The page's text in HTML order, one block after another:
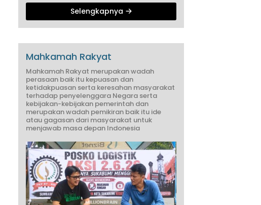
Selengkapnya
Mahkamah Rakyat
Mahkamah Rakyat merupakan wadah
perasaan baik itu kepuasan dan
ketidakpuasan serta keresahan masyarakat
terhadap penyelenggara Negara serta
kebijakan-kebijakan pemerintah dan
merupakan wadah pemikiran baik itu ide
atau gagasan dari masyarakat untuk
menjawab masa depan Indonesia